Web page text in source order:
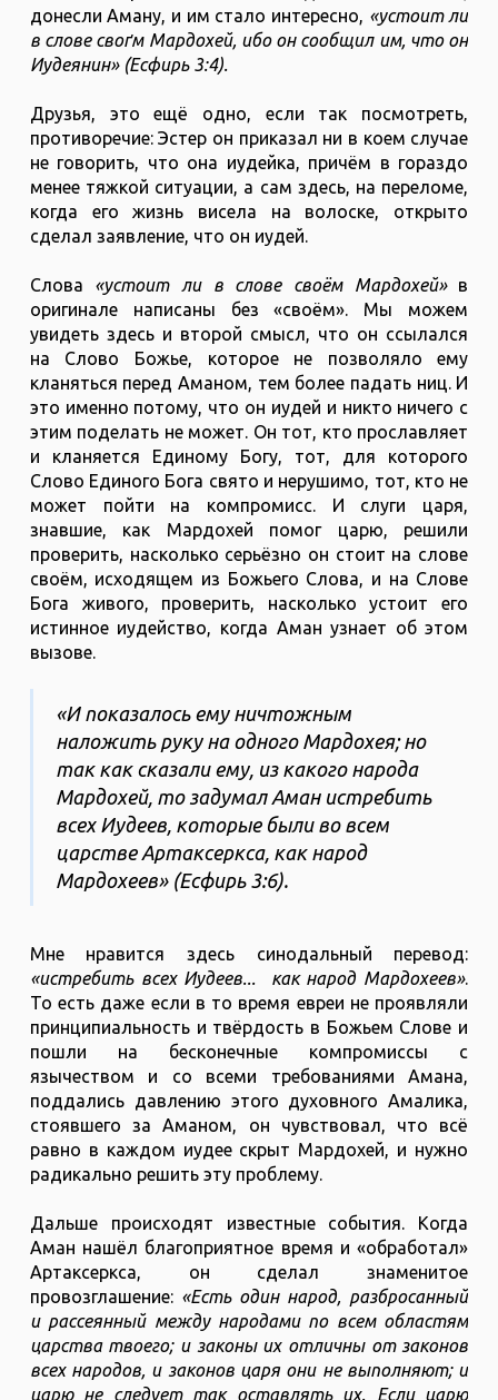
донесли Аману, и им стало интересно, «устоит ли
в слове своґм Мардохей, ибо он сообщил им, что он
Иудеянин» (Есфирь 3:4).
Друзья, это ещё одно, если так посмотреть,
противоречие: Эстер он приказал ни в коем случае
не говорить, что она иудейка, причём в гораздо
менее тяжкой ситуации, а сам здесь, на переломе,
когда его жизнь висела на волоске, открыто
сделал заявление, что он иудей.
Слова «устоит ли в слове своём Мардохей»в
оригинале написаны без «своём». Мы можем
увидеть здесь и второй смысл, что он ссылался
на Слово Божье, которое не позволяло ему
кланяться перед Аманом, тем более падать ниц. И
это именно потому, что он иудей и никто ничего с
этим поделать не может. Он тот, кто прославляет
и кланяется Единому Богу, тот, для которого
Слово Единого Бога свято и нерушимо, тот, кто не
может пойти на компромисс. И слуги царя,
знавшие, как Мардохей помог царю, решили
проверить, насколько серьёзно он стоит на слове
своём, исходящем из Божьего Слова, и на Слове
Бога живого, проверить, насколько устоит его
истинное иудейство, когда Аман узнает об этом
вызове.
«И показалось ему ничтожным
наложить руку на одного Мардохея; но
так как сказали ему, из какого народа
Мардохей, то задумал Аман истребить
всех Иудеев, которые были во всем
царстве Артаксеркса, как народ
Мардохеев» (Есфирь 3:6).
Мне нравится здесь синодальный перевод:
«истребить всех Иудеев... как народ Мардохеев».
То есть даже если в то время евреи не проявляли
принципиальность и твёрдость в Божьем Слове и
пошли на бесконечные компромиссы с
язычеством и со всеми требованиями Амана,
поддались давлению этого духовного Амалика,
стоявшего за Аманом, он чувствовал, что всё
равно в каждом иудее скрыт Мардохей, и нужно
радикально решить эту проблему.
Дальше происходят известные события. Когда
Аман нашёл благоприятное время и «обработал»
Артаксеркса, он сделал знаменитое
провозглашение: «Есть один народ, разбросанный
и рассеянный между народами по всем областям
царства твоего; и законы их отличны от законов
всех народов, и законов царя они не выполняют; и
царю не следует так оставлять их. Если царю